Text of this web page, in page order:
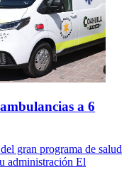
a 6
gran programa de salud
administración El